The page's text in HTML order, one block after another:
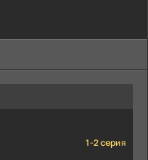
1-2 серия